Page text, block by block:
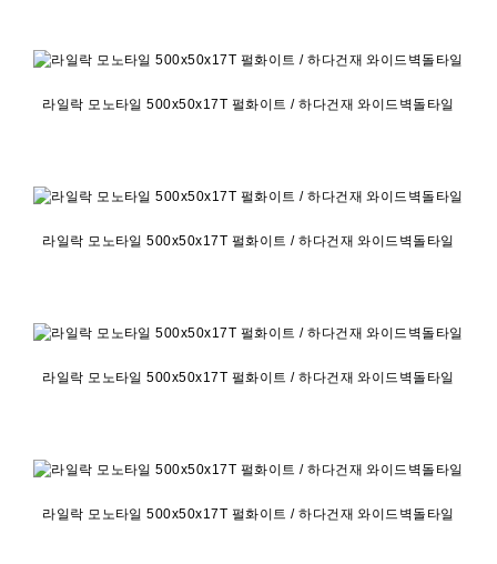
라일락 모노타일 500x50x17T 펄화이트 / 하다건재 와이드벽돌타일
라일락 모노타일 500x50x17T 펄화이트 / 하다건재 와이드벽돌타일
라일락 모노타일 500x50x17T 펄화이트 / 하다건재 와이드벽돌타일
라일락 모노타일 500x50x17T 펄화이트 / 하다건재 와이드벽돌타일